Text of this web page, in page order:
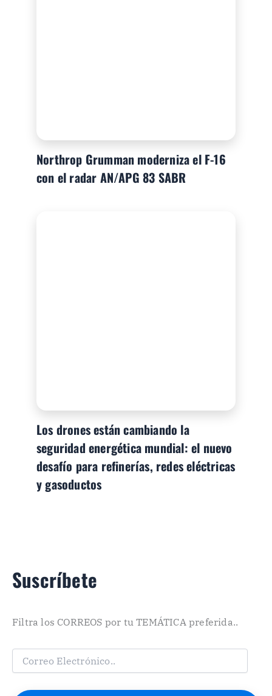
Northrop Grumman moderniza el F-16
con el radar AN/APG 83 SABR
Los drones están cambiando la
seguridad energética mundial: el nuevo
desafío para refinerías, redes eléctricas
y gasoductos
Suscríbete
Filtra los CORREOS por tu TEMÁTICA preferida..
C